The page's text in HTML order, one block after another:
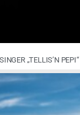
„TELLIS’N PEPI“